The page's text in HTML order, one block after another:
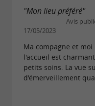
"Mon lieu préféré"
Avis
17/05/2023
Ma compagne et
l'accueil est
petits soins. La vue
d'émerveillement